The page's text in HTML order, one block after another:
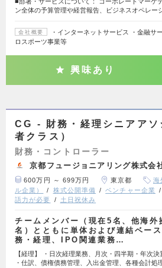
ン全体の予算管理や経営報告、ビジネスオペレー
会社概要
・インターネットサービス ・金融サ
ロスポーツ事業等
興味あり
CG - 財務・経理シニアアソ
者クラス）
財務・コントローラー
京都フュージョニアリング株式会
600万円 ～ 699万円 東京都
海
ル企業）
株式公開準備 ベンチャー企業
語力が必要
土日祝休み
チームメンバー（現在5名、他海外
名）とともに単体および連結ベー
務・経理、IPO関連業務…
【経理】 ・日次経理業務、月次・四半期・年次
・仕訳、債権債務管理、入出金管理、各種会計処